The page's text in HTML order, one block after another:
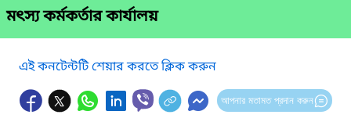
মৎস্য কর্মকর্তার কার্যালয়
এই কনটেন্টটি শেয়ার করতে ক্লিক করুন
আপনার মতামত প্রদান করুন